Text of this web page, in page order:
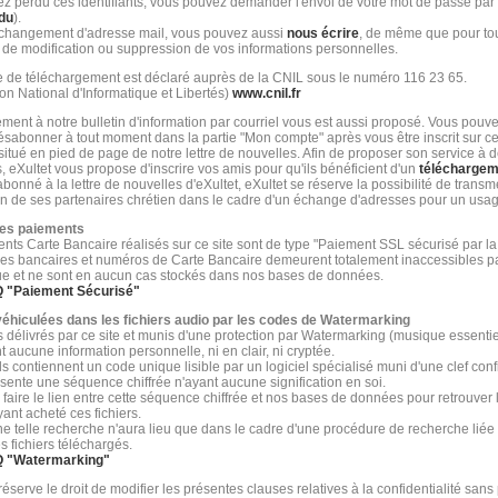
).
d'adresse mail, vous pouvez aussi nous écrire, de même que pour
modification ou suppression de vos informations personnelles.
de téléchargement est déclaré auprès de la CNIL sous le numéro 116 23 65.
National d'Informatique et Libertés) www.cnil.fr
à notre bulletin d'information par courriel vous est aussi proposé. Vous
à tout moment dans la partie "Mon compte" après vous être inscrit sur
en pied de page de notre lettre de nouvelles. Afin de proposer son service à
eXultet vous propose d'inscrire vos amis pour qu'ils bénéficient d'un
à la lettre de nouvelles d'eXultet, eXultet se réserve la possibilité de
de ses partenaires chrétien dans le cadre d'un échange d'adresses pour un
paiements
Carte Bancaire réalisés sur ce site sont de type "Paiement SSL sécurisé par
bancaires et numéros de Carte Bancaire demeurent totalement inaccessibles
et ne sont en aucun cas stockés dans nos bases de données.
" Paiement Sécurisé"
dans les fichiers audio par les codes de Watermarking
délivrés par ce site et munis d'une protection par Watermarking (musique
aucune information personnelle, ni en clair, ni cryptée.
contiennent un code unique lisible par un logiciel spécialisé muni d'une clef
une séquence chiffrée n'ayant aucune signification en soi.
faire le lien entre cette séquence chiffrée et nos bases de données pour
acheté ces fichiers.
telle recherche n'aura lieu que dans le cadre d'une procédure de recherche
fichiers téléchargés.
"Watermarking"
le droit de modifier les présentes clauses relatives à la confidentialité sans